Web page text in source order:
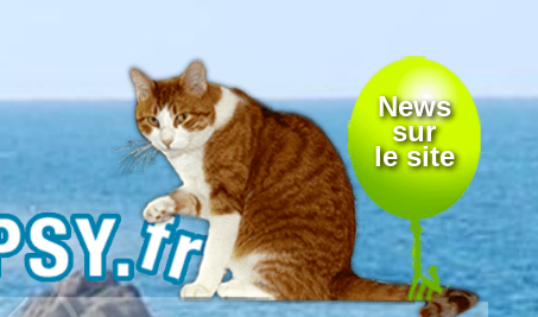
News
sur
le site